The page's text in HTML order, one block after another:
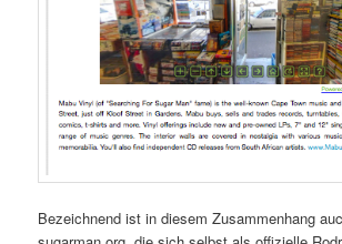
Bezeichnend ist in diesem Zusammenhang